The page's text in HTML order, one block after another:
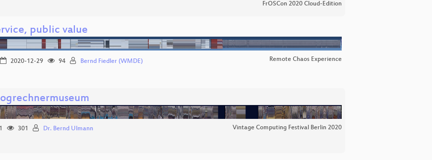
FrOSCon 2020 Cloud-Edition
public value
2020-12-29 94 Bernd Fiedler (WMDE) Remote Chaos Experience
301 Dr. Bernd Ulmann Vintage Computing Festival Berlin 2020